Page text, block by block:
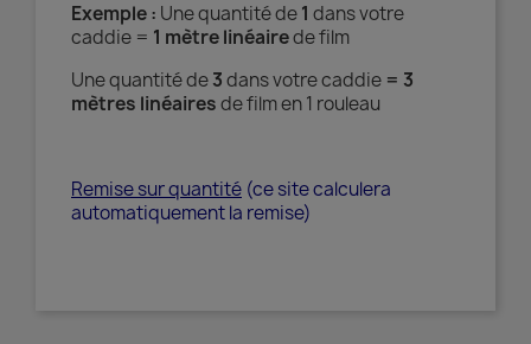
Exemple : Une quantité de1 dans votre
caddie = 1 mètre linéairede film
Une quantité de3dans votre caddie = 3
mètres linéairesde film en 1 rouleau
Remise sur quantité (ce site calculera
automatiquement la remise)